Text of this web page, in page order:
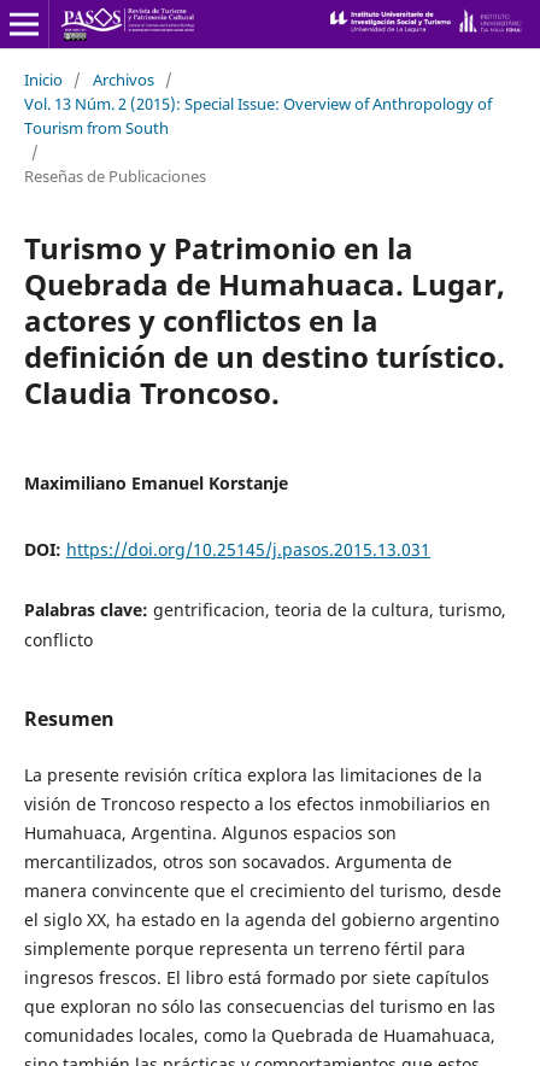
Inicio / Archivos /
Vol. 13 Núm. 2 (2015): Special Issue: Overview of Anthropology of
Tourism from South
/
Reseñas de Publicaciones
Turismo y Patrimonio en la
Quebrada de Humahuaca. Lugar,
actores y conflictos en la
definición de un destino turístico.
Claudia Troncoso.
Maximiliano Emanuel Korstanje
DOI: https://doi.org/10.25145/j.pasos.2015.13.031
Palabras clave: gentrificacion, teoria de la cultura, turismo,
conflicto
Resumen
La presente revisión crítica explora las limitaciones de la
visión de Troncoso respecto a los efectos inmobiliarios en
Humahuaca, Argentina. Algunos espacios son
mercantilizados, otros son socavados. Argumenta de
manera convincente que el crecimiento del turismo, desde
el siglo XX, ha estado en la agenda del gobierno argentino
simplemente porque representa un terreno fértil para
ingresos frescos. El libro está formado por siete capítulos
que exploran no sólo las consecuencias del turismo en las
comunidades locales, como la Quebrada de Huamahuaca,